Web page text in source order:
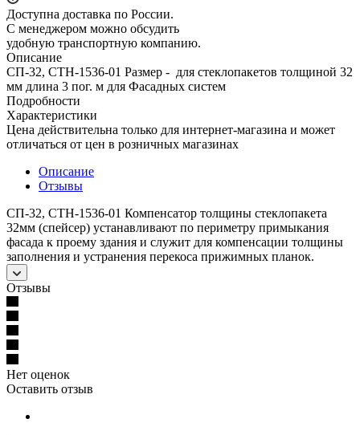
Доступна доставка по России.
С менеджером можно обсудить
удобную транспортную компанию.
Описание
СП-32, СТН-1536-01 Размер - для стеклопакетов толщиной 32
мм длина 3 пог. м для Фасадных систем
Подробности
Характеристики
Цена действительна только для интернет-магазина и может
отличаться от цен в розничных магазинах
Описание
Отзывы
СП-32, СТН-1536-01 Компенсатор толщины стеклопакета
32мм (спейсер) устанавливают по периметру примыкания
фасада к проему здания и служит для компенсации толщины
заполнения и устранения перекоса прижимных планок.
Отзывы
Нет оценок
Оставить отзыв